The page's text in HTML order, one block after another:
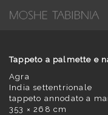
Tappeto a palmette e
Agra
India settentrionale
tappeto annodato a
353 × 268 cm